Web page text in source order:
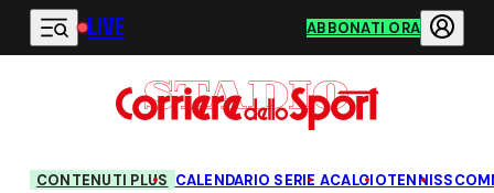
Vai al contenuto principale
LIVE ABBONATI ORA
CONTENUTI PLUS CALENDARIO SERIE ACALCIOTENNIS